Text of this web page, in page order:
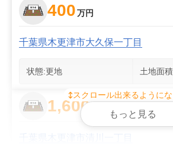
2 400万円
千葉県木更津市大久保一丁目
状態:更地 土地面
1,600
スクロール出来るように
もっと見る